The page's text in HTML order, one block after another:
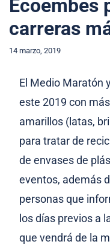
Ecoembes
carreras
14 marzo, 2019
El Medio Maratón
este 2019 con
amarillos (latas,
para tratar de
de envases de
eventos, además
personas que
los días previos a
que vendrá de la